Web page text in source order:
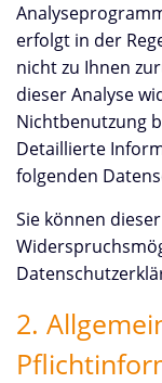
erfolgt in der
nicht zu Ihnen
dieser Analyse
Nichtbenutzung
Detaillierte
folgenden
Sie können
2.